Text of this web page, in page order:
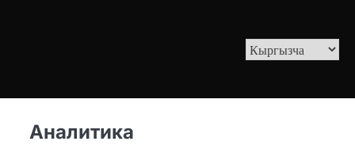
Аналитика